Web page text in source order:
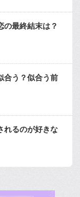
の最終結末は？
合う？似合う前
れるのが好きな